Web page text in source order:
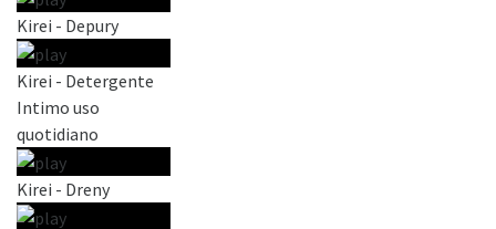
Kirei - Depury
Kirei - Detergente
Intimo uso
quotidiano
Kirei - Dreny